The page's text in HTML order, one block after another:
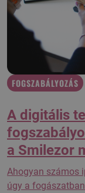
FOGSZABÁLYOZÁS
A digitális
a Smilezor
Ahogyan számos
úgy a